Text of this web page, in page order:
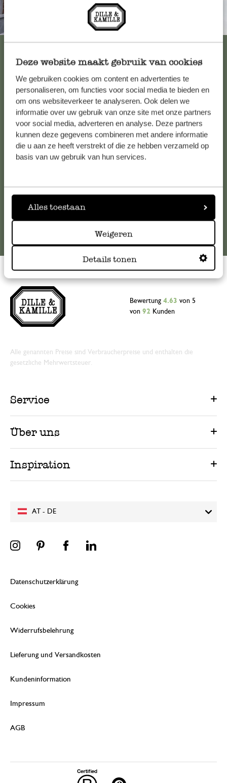
Deze website maakt gebruik van cookies
We gebruiken cookies om content en advertenties te
personaliseren, om functies voor social media te bieden en
om ons websiteverkeer te analyseren. Ook delen we
informatie over uw gebruik van onze site met onze partners
voor social media, adverteren en analyse. Deze partners
kunnen deze gegevens combineren met andere informatie
die u aan ze heeft verstrekt of die ze hebben verzameld op
basis van uw gebruik van hun services.
Alles toestaan
Weigeren
Details tonen
Immer in der Nähe
Kundenservice/Hilfe
Falls Sie Fragen haben oder Tipps und Hilfe brauchen, wenden
Sie sich bitte an unseren Kundenservice. Oder lesen Sie hier
die Antworten auf häufig gestellte Fragen
AT - DE
Bewertung 4.63 von 5
von 92 Kunden
Alle genannten Preise sind Verbraucherpreise und enthalten die
gesetzliche Mehrwertsteuer.
Service
Über uns
Inspiration
Datenschutzerklärung
Cookies
Widerrufsbelehrung
Lieferung und Versandkosten
Kundeninformation
Impressum
AGB